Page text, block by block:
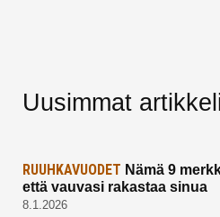
Uusimmat
RUUHKAVUODET Nämä 9
että vauvasi rakastaa sinua
8.1.2026